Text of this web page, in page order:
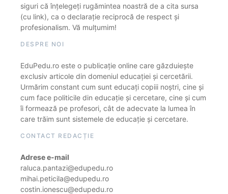
siguri că înțelegeți rugămintea noastră de a cita sursa
(cu link), ca o declarație reciprocă de respect și
profesionalism. Vă mulțumim!
DESPRE NOI
EduPedu.ro este o publicație online care găzduiește
exclusiv articole din domeniul educației și cercetării.
Urmărim constant cum sunt educați copiii noștri, cine și
cum face politicile din educație și cercetare, cine și cum
îi formează pe profesori, cât de adecvate la lumea în
care trăim sunt sistemele de educație și cercetare.
CONTACT REDACȚIE
Adrese e-mail
raluca.pantazi@edupedu.ro
mihai.peticila@edupedu.ro
costin.ionescu@edupedu.ro